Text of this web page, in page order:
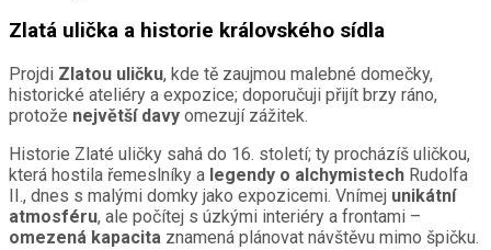
Zlatá ulička a historie královského sídla
Projdi Zlatou uličku, kde tě zaujmou malebné domečky,
historické ateliéry a expozice; doporučuji přijít brzy ráno,
protože největší davy omezují zážitek.
Historie Zlaté uličky sahá do 16. století; ty procházíš uličkou,
která hostila řemeslníky a legendy o alchymistech Rudolfa
II., dnes s malými domky jako expozicemi. Vnímej unikátní
atmosféru, ale počítej s úzkými interiéry a frontami –
omezená kapacita znamená plánovat návštěvu mimo špičku.